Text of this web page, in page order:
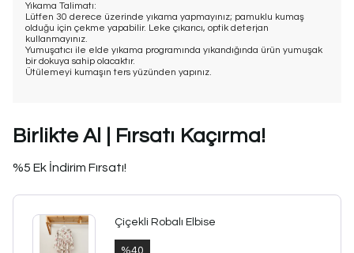
Yıkama Talimatı:
Lütfen 30 derece üzerinde yıkama yapmayınız; pamuklu kumaş
olduğu için çekme yapabilir. Leke çıkarıcı, optik deterjan
kullanmayınız.
Yumuşatıcı ile elde yıkama programında yıkandığında ürün yumuşak
bir dokuya sahip olacaktır.
Ütülemeyi kumaşın ters yüzünden yapınız.
Birlikte Al | Fırsatı Kaçırma!
%5 Ek İndirim Fırsatı!
Çiçekli Robalı Elbise
%40